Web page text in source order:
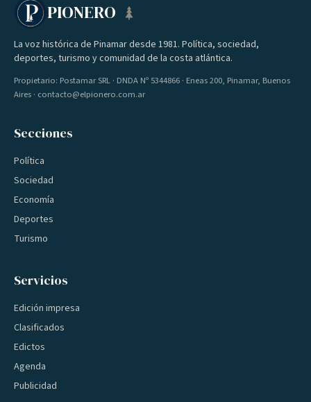
PIONERO
La voz histórica de Pinamar desde 1981. Política, sociedad,
deportes, turismo y comunidad de la costa atlántica.
Propietario: Postamar SRL · DNDA Nº 5344866 · Eneas 200, Pinamar, Buenos
Aires · contacto@elpionero.com.ar
Secciones
Política
Sociedad
Economía
Deportes
Turismo
Servicios
Edición impresa
Clasificados
Edictos
Agenda
Publicidad